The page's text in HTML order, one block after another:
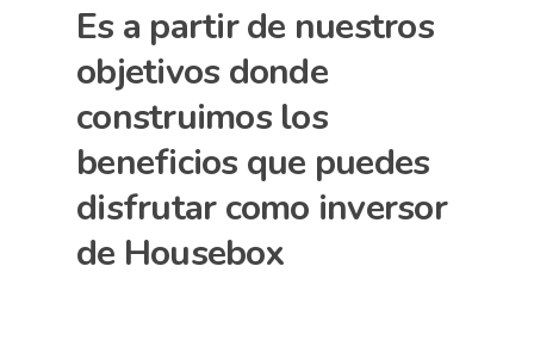
Es a partir de nuestros
objetivos donde
construimos los
beneficios que puedes
disfrutar como inversor
de Housebox